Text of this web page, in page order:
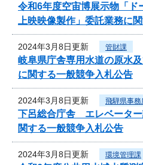
令和6年度空宙博展示物「ド
上映映像製作」委託業務に
2024年3月8日更新 管財課
岐阜県庁舎専用水道の原水
に関する一般競争入札公告
2024年3月8日更新 飛騨県事務
下呂総合庁舎 エレベーター
関する一般競争入札公告
2024年3月8日更新 環境管理課